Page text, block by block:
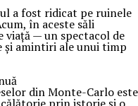
a fost ridicat pe ruinele
în aceste săli
viață — un spectacol de
și amintiri ale unui timp
din Monte-Carlo este